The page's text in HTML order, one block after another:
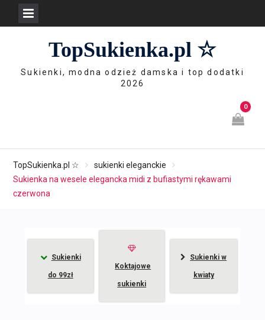
TopSukienka.pl ☆
Sukienki, modna odzież damska i top dodatki
2026
0
TopSukienka.pl ☆
sukienki eleganckie
Sukienka na wesele elegancka midi z bufiastymi rękawami
czerwona
Sukienki
do 99zł
Koktajowe
sukienki
Sukienki w
kwiaty